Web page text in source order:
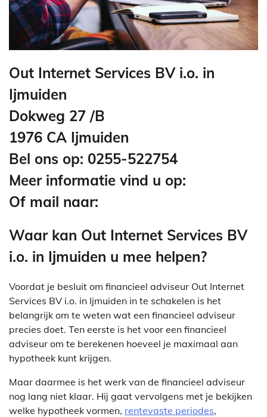
Out Internet Services BV i.o. in
Ijmuiden
Dokweg 27 /B
1976 CA Ijmuiden
Bel ons op: 0255-522754
Meer informatie vind u op:
Of mail naar:
Waar kan Out Internet Services BV
i.o. in Ijmuiden u mee helpen?
Voordat je besluit om financieel adviseur Out Internet
Services BV i.o. in Ijmuiden in te schakelen is het
belangrijk om te weten wat een financieel adviseur
precies doet. Ten eerste is het voor een financieel
adviseur om te berekenen hoeveel je maximaal aan
hypotheek kunt krijgen.
Maar daarmee is het werk van de financieel adviseur
nog lang niet klaar. Hij gaat vervolgens met je bekijken
welke hypotheek vormen, rentevaste periodes,